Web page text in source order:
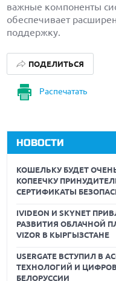
важные компоненты
обеспечивает
поддержку.
Распечатать
ПОДЕЛИТЬСЯ
НОВОСТИ
КОШЕЛЬКУ БУДЕТ
КОПЕЕЧКУ
СЕРТИФИКАТЫ
IVIDEON И SKYNET
РАЗВИТИЯ ОБЛАЧНОЙ
VIZOR В КЫРГЫЗСТАНЕ
USERGATE ВСТУПИЛ
ТЕХНОЛОГИЙ И
БЕЛОРУССИИ